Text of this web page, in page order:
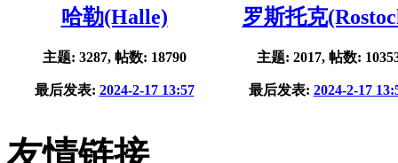
哈勒(Halle)
主题: 3287, 帖数: 18790
最后发表: 2024-2-17 13:57
罗斯托克
主题: 2017, 帖数:
最后发表: 2024-2-17
友情链接